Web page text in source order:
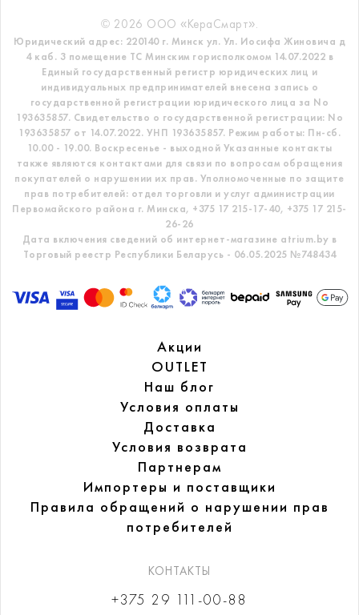
© 2026 ООО «КераСмарт».
Юридический адрес: 220140 г. Минск ул. Ул. Иосифа Жиновича д
4 каб. 3 помещение ТС Минским горисполкомом 14.07.2022 в
Единый государственный регистр юридических лиц и
индивидуальных предпринимателей внесена запись о
государственной регистрации юридического лица за No
193635857. Свидетельство о государственной регистрации: No
193635857 от 14.07.2022. УНП 193635857. Режим работы: Пн-сб.
10.00 - 19.00. Воскресенье - выходной Указанные контакты
также являются контактами для связи по вопросам обращения
покупателей о нарушении их прав. Уполномоченные по защите
прав потребителей: отдел торговли и услуг администрации
Первомайского района г. Минска, +375 17 215-17-40, +375 17 215-
26-26
Дата включения сведений об интернет-магазине atrium.by в
Торговый реестр Республики Беларусь - 06.05.2025 №748434
Акции
OUTLET
Наш блог
Условия оплаты
Доставка
Условия возврата
Партнерам
Импортеры и поставщики
Правила обращений о нарушении прав
потребителей
КОНТАКТЫ
+375 29 111-00-88